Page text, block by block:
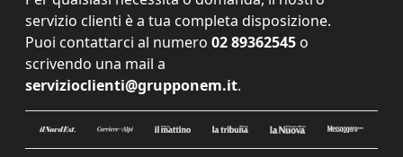
servizio clienti è a tua completa disposizione.
Puoi contattarci al numero 02 89362545 o
scrivendo una mail a
servizioclienti@grupponem.it.